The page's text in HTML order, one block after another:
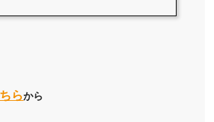
らから